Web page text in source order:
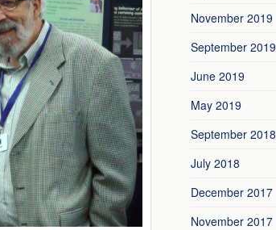
November 2019
September 2019
June 2019
May 2019
September 2018
July 2018
December 2017
November 2017